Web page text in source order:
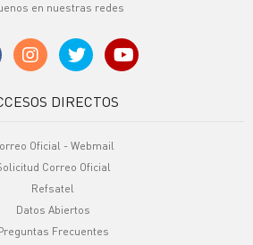
en nuestras redes
DIRECTOS
Oficial - Webmail
Correo Oficial
Refsatel
Datos Abiertos
Frecuentes